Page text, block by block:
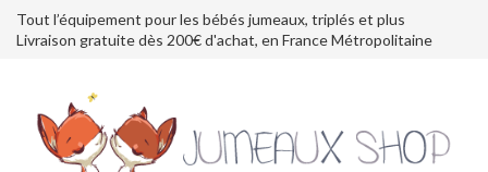
Tout l’équipement pour les bébés jumeaux, triplés et plus
Livraison gratuite dès 200€ d'achat, en France Métropolitaine